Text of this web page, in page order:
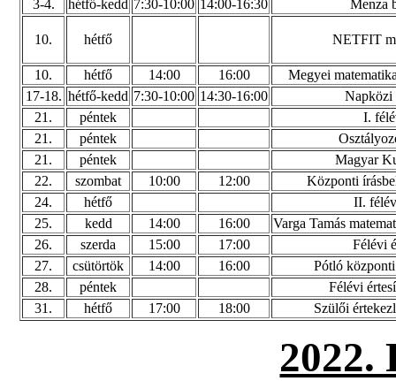
3-4. hétfő-kedd 7:30-10:00 14:00-16:30 Menza
10. hétfő NETFIT
10. hétfő 14:00 16:00
Megyei
17-18. hétfő-kedd 7:30-10:00 14:30-16:00
Napközi
21.
péntek
I.
21.
péntek
21.
péntek
Magyar
22.
szombat 10:00 12:00
Központi
24.
hétfő
II.
25.
kedd 14:00 16:00
Varga Tamás
26.
szerda 15:00 17:00
Félévi
27.
csütörtök 14:00 16:00
Pótló
28.
péntek
Félévi
31.
hétfő 17:00 18:00 Szülői
2022.